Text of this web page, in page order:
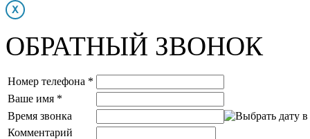
ОБРАТНЫЙ ЗВОНОК
Номер телефона *
Ваше имя *
Время звонка
Комментарий